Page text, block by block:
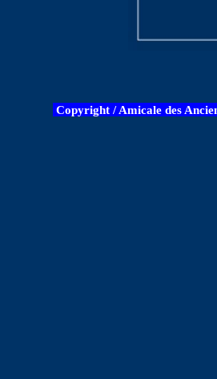
Copyright / Amicale des